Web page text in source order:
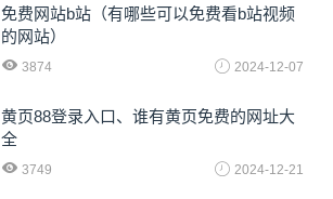
免费网站b站（有哪些可以免费看b站视频
的网站）
3874 2024-12-07
黄页88登录入口、谁有黄页免费的网址大
全
3749 2024-12-21